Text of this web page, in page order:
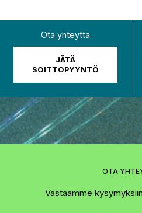
Ota yhteyttä
JÄTÄ
SOITTOPYYNTÖ
OTA
Vastaamme